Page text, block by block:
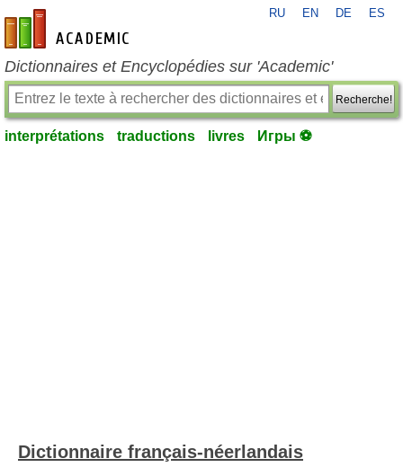
fr-academic.com
RU EN DE ES
Dictionnaires et Encyclopédies sur 'Academic'
Recherche!
interprétations traductions livres Игры ⚽
Dictionnaire français-néerlandais